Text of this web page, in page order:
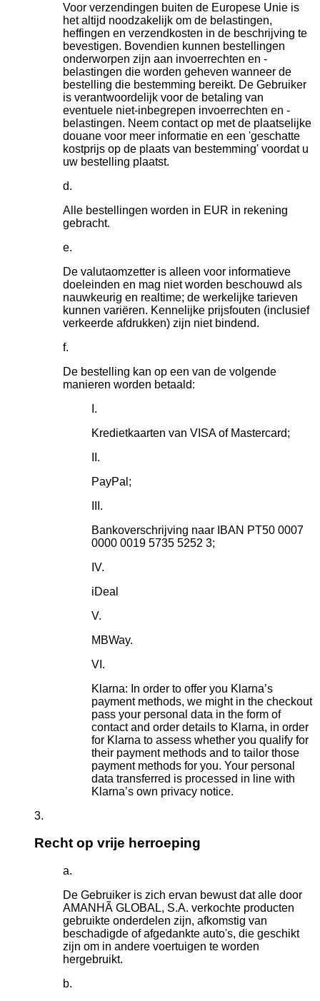
Voor verzendingen buiten de Europese Unie is
het altijd noodzakelijk om de belastingen,
heffingen en verzendkosten in de beschrijving te
bevestigen. Bovendien kunnen bestellingen
onderworpen zijn aan invoerrechten en -
belastingen die worden geheven wanneer de
bestelling die bestemming bereikt. De Gebruiker
is verantwoordelijk voor de betaling van
eventuele niet-inbegrepen invoerrechten en -
belastingen. Neem contact op met de plaatselijke
douane voor meer informatie en een 'geschatte
kostprijs op de plaats van bestemming' voordat u
uw bestelling plaatst.
Alle bestellingen worden in EUR in rekening
gebracht.
De valutaomzetter is alleen voor informatieve
doeleinden en mag niet worden beschouwd als
nauwkeurig en realtime; de werkelijke tarieven
kunnen variëren. Kennelijke prijsfouten (inclusief
verkeerde afdrukken) zijn niet bindend.
De bestelling kan op een van de volgende
manieren worden betaald:
Kredietkaarten van VISA of Mastercard;
PayPal;
Bankoverschrijving naar IBAN PT50 0007
0000 0019 5735 5252 3;
iDeal
MBWay.
Klarna: In order to offer you Klarna’s
payment methods, we might in the checkout
pass your personal data in the form of
contact and order details to Klarna, in order
for Klarna to assess whether you qualify for
their payment methods and to tailor those
payment methods for you. Your personal
data transferred is processed in line with
Klarna’s own privacy notice.
Recht op vrije herroeping
De Gebruiker is zich ervan bewust dat alle door
AMANHÃ GLOBAL, S.A. verkochte producten
gebruikte onderdelen zijn, afkomstig van
beschadigde of afgedankte auto's, die geschikt
zijn om in andere voertuigen te worden
hergebruikt.